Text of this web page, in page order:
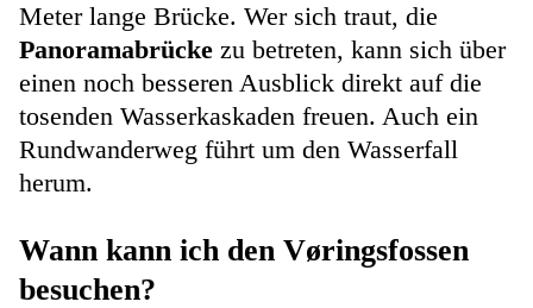
Meter lange Brücke. Wer sich traut, die
Panoramabrücke zu betreten, kann sich über
einen noch besseren Ausblick direkt auf die
tosenden Wasserkaskaden freuen. Auch ein
Rundwanderweg führt um den Wasserfall
herum.
Wann kann ich den Vøringsfossen
besuchen?